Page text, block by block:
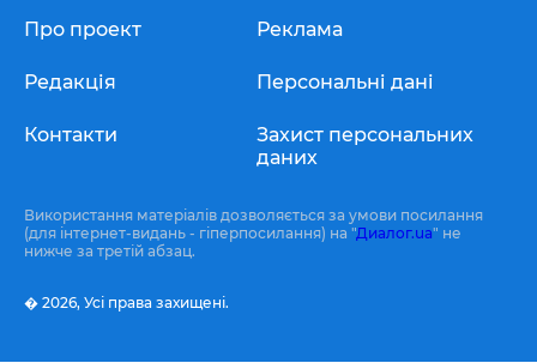
Про проект
Редакція
Контакти
Реклама
Персональні дані
Захист персональних
даних
Використання матеріалів дозволяється за умови посилання
(для інтернет-видань - гіперпосилання) на "Диалог.ua" не
нижче за третій абзац.
� 2026, Усі права захищені.